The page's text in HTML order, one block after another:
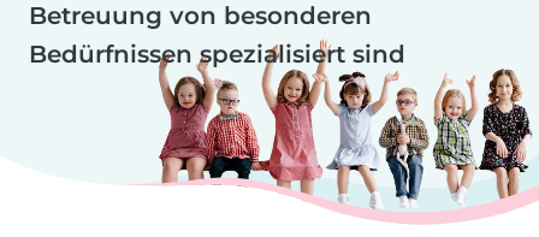
Betreuung von besonderen
Bedürfnissen spezialisiert sind